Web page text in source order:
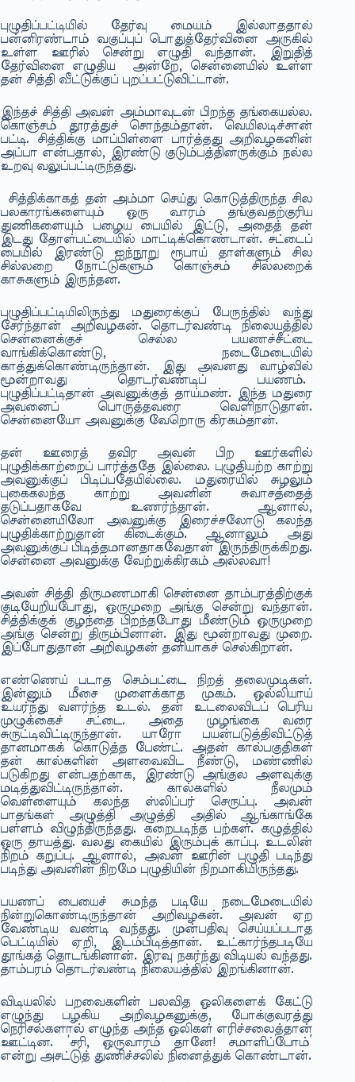
புழுதிப்பட்டியில் தேர்வு மையம் இல்லாததால்
பன்னிரண்டாம் வகுப்புப் பொதுத்தேர்வினை அருகில்
உள்ள ஊரில் சென்று எழுதி வந்தான். இறுதித்
தேர்வினை எழுதிய அன்றே, சென்னையில் உள்ள
தன் சித்தி வீட்டுக்குப் புறப்பட்டுவிட்டான்.
இந்தச் சித்தி அவன் அம்மாவுடன் பிறந்த தங்கையல்ல.
கொஞ்சம் தூரத்துச் சொந்தம்தான். வெயிலடிச்சான்
பட்டி. சித்திக்கு மாப்பிள்ளை பார்த்தது அறிவழகனின்
அப்பா என்பதால், இரண்டு குடும்பத்தினருக்கும் நல்ல
உறவு வலுப்பட்டிருந்தது.
சித்திக்காகத் தன் அம்மா செய்து கொடுத்திருந்த சில
பலகாரங்களையும் ஒரு வாரம் தங்குவதற்குரிய
துணிகளையும் பழைய பையில் இட்டு, அதைத் தன்
இடது தோள்பட்டையில் மாட்டிக்கொண்டான். சட்டைப்
பையில் இரண்டு ஐந்நூறு ரூபாய் தாள்களும் சில
சில்லறை நோட்டுகளும் கொஞ்சம் சில்லறைக்
காசுகளும் இருந்தன.
புழுதிப்பட்டியிலிருந்து மதுரைக்குப் பேருந்தில் வந்து
சேர்ந்தான் அறிவழகன். தொடர்வண்டி நிலையத்தில்
சென்னைக்குச் செல்ல பயணச்சீட்டை
வாங்கிக்கொண்டு, நடைமேடையில்
காத்துக்கொண்டிருந்தான். இது அவனது வாழ்வில்
மூன்றாவது தொடர்வண்டிப் பயணம்.
புழுதிப்பட்டிதான் அவனுக்குத் தாய்மண். இந்த மதுரை
அவனைப் பொருத்தவரை வெளிநாடுதான்.
சென்னையோ அவனுக்கு வேறொரு கிரகம்தான்.
தன் ஊரைத் தவிர அவன் பிற ஊர்களில்
புழுதிக்காற்றைப் பார்த்ததே இல்லை. புழுதியற்ற காற்று
அவனுக்குப் பிடிப்பதேயில்லை. மதுரையில் சுழலும்
புகைகலந்த காற்று அவனின் சுவாசத்தைத்
தடுப்பதாகவே உணர்ந்தான். ஆனால்,
சென்னையிலோ அவனுக்கு இரைச்சலோடு கலந்த
புழுதிக்காற்றுதான் கிடைக்கும். ஆனாலும் அது
அவனுக்குப் பிடித்தமானதாகவேதான் இருந்திருக்கிறது.
சென்னை அவனுக்கு வேற்றுக்கிரகம் அல்லவா!
அவன் சித்தி திருமணமாகி சென்னை தாம்பரத்திற்குக்
குடியேறியபோது, ஒருமுறை அங்கு சென்று வந்தான்.
சித்திக்குக் குழந்தை பிறந்தபோது மீண்டும் ஒருமுறை
அங்கு சென்று திரும்பினான். இது மூன்றாவது முறை.
இப்போதுதான் அறிவழகன் தனியாகச் செல்கிறான்.
எண்ணெய் படாத செம்பட்டை நிறத் தலைமுடிகள்.
இன்னும் மீசை முளைக்காத முகம். ஒல்லியாய்
உயர்ந்து வளர்ந்த உடல். தன் உடலைவிடப் பெரிய
முழுக்கைச் சட்டை. அதை முழங்கை வரை
சுருட்டிவிட்டிருந்தான். யாரோ பயன்படுத்திவிட்டுத்
தானமாகக் கொடுத்த பேண்ட். அதன் கால்பகுதிகள்
தன் கால்களின் அளவைவிட நீண்டு, மண்ணில்
படுகிறது என்பதற்காக, இரண்டு அங்குல அளவுக்கு
மடித்துவிட்டிருந்தான். கால்களில் நீலமும்
வெள்ளையும் கலந்த ஸ்லிப்பர் செருப்பு. அவன்
பாதங்கள் அழுத்தி அழுத்தி அதில் ஆங்காங்கே
பள்ளம் விழுந்திருந்தது. கறைபடிந்த பற்கள். கழுத்தில்
ஒரு தாயத்து. வலது கையில் இரும்புக் காப்பு. உடலின்
நிறம் கறுப்பு. ஆனால், அவன் ஊரின் புழுதி படிந்து
படிந்து அவனின் நிறமே புழுதியின் நிறமாகியிருந்தது.
பயணப் பையைச் சுமந்த படியே நடைமேடையில்
நின்றுகொண்டிருந்தான் அறிவழகன். அவன் ஏற
வேண்டிய வண்டி வந்தது. முன்பதிவு செய்யப்படாத
பெட்டியில் ஏறி, இடம்பிடித்தான். உட்கார்ந்தபடியே
தூங்கத் தொடங்கினான். இரவு நகர்ந்து விடியல் வந்தது.
தாம்பரம் தொடர்வண்டி நிலையத்தில் இறங்கினான்.
விடியலில் பறவைகளின் பலவித ஒலிகளைக் கேட்டு
எழுந்து பழகிய அறிவழகனுக்கு, போக்குவரத்து
நெரிசல்களால் எழுந்த அந்த ஒலிகள் எரிச்சலைத்தான்
ஊட்டின. ‘சரி, ஒருவாரம் தானே! சமாளிப்போம்’
என்று அசட்டுத் துணிச்சலில் நினைத்துக் கொண்டான்.